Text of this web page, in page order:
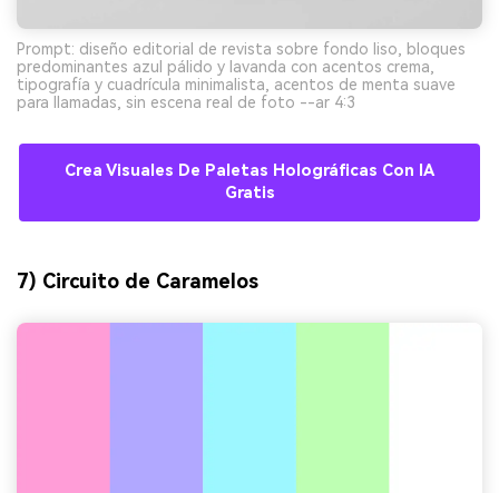
Prompt: diseño editorial de revista sobre fondo liso, bloques
predominantes azul pálido y lavanda con acentos crema,
tipografía y cuadrícula minimalista, acentos de menta suave
para llamadas, sin escena real de foto --ar 4:3
Crea Visuales De Paletas Holográficas Con IA
Gratis
7) Circuito de Caramelos